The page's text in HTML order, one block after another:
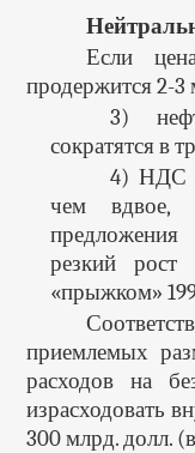
Если
продержится 2-3
3)
сократятся в
4) НДС
чем вдвое,
резкий рост
«прыжком»
приемлемых
расходов на
израсходовать
300 млрд. долл.